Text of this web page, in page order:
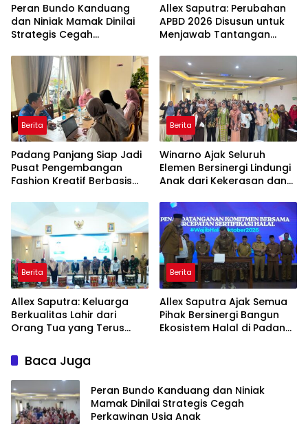
Peran Bundo Kanduang
dan Niniak Mamak Dinilai
Strategis Cegah
Allex Saputra: Perubahan
APBD 2026 Disusun untuk
Menjawab Tantangan
Berita
Padang Panjang Siap Jadi
Pusat Pengembangan
Fashion Kreatif Berbasis
Berita
Winarno Ajak Seluruh
Elemen Bersinergi Lindungi
Anak dari Kekerasan dan
Berita
Allex Saputra: Keluarga
Berkualitas Lahir dari
Orang Tua yang Terus
Berita
Allex Saputra Ajak Semua
Pihak Bersinergi Bangun
Ekosistem Halal di Padang
Baca Juga
Peran Bundo Kanduang dan Niniak
Mamak Dinilai Strategis Cegah
Perkawinan Usia Anak